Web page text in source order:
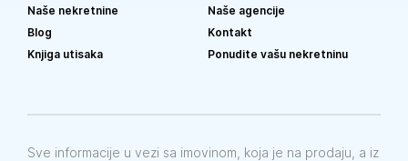
Naše nekretnine
Naše agencije
Blog
Kontakt
Knjiga utisaka
Ponudite vašu nekretninu
Sve informacije u vezi sa imovinom, koja je na prodaju, a iz